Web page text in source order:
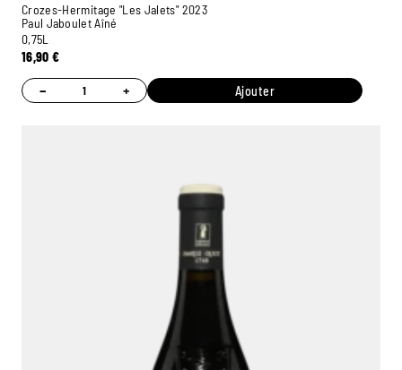
Crozes-Hermitage "Les Jalets" 2023
Paul Jaboulet Aîné
0,75L
16,90€
− + Ajouter